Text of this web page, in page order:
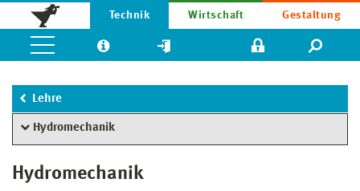
Technik Wirtschaft Gestaltung
Lehre
Hydromechanik
Hydromechanik